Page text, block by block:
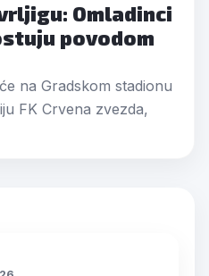
Omladinci
povodom
na Gradskom stadionu
FK Crvena zvezda,